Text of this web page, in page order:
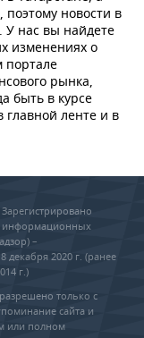
поэтому новости в
У нас вы найдете
изменениях о
портале
рынка,
быть в курсе
главной ленте и в
информационных
–
2020 г. (ранее
г.)
только с
сайта и
или полном